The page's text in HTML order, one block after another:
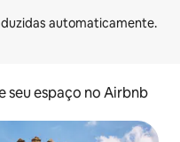
seu espaço no Airbnb